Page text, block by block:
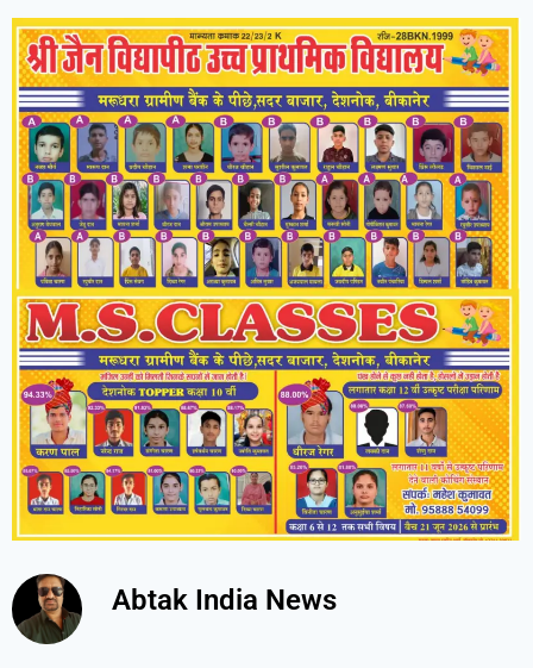
Abtak India News